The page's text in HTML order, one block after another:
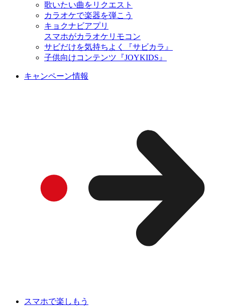
歌いたい曲をリクエスト
カラオケで楽器を弾こう
キョクナビアプリ
スマホがカラオケリモコン
サビだけを気持ちよく『サビカラ』
子供向けコンテンツ『JOYKIDS』
キャンペーン情報
スマホで楽しもう